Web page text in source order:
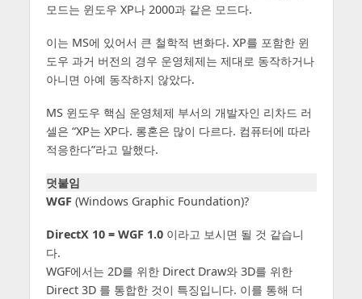
모드는 윈도우 XP나 2000과 같은 모드다.
이는 MS에 있어서 큰 철학적 변화다. XP를 포함한 윈
도우 과거 버전의 경우 운영체제는 제대로 동작하거나
아니면 아예 동작하지 않았다.
MS 윈도우 핵심 운영체제 부서의 개발자인 리차드 러
셀은 “XP는 XP다. 롱혼은 많이 다르다. 컴퓨터에 따라
적응한다”라고 말했다.
덧붙임
WGF(Windows Graphic Foundation)?
DirectX 10 = WGF 1.0이라고 보시면 될 것 같습니
다.
WGF에서는 2D를 위한 Direct Draw와 3D를 위한
Direct 3D 를 통합한 것이 특징입니다. 이를 통해 더